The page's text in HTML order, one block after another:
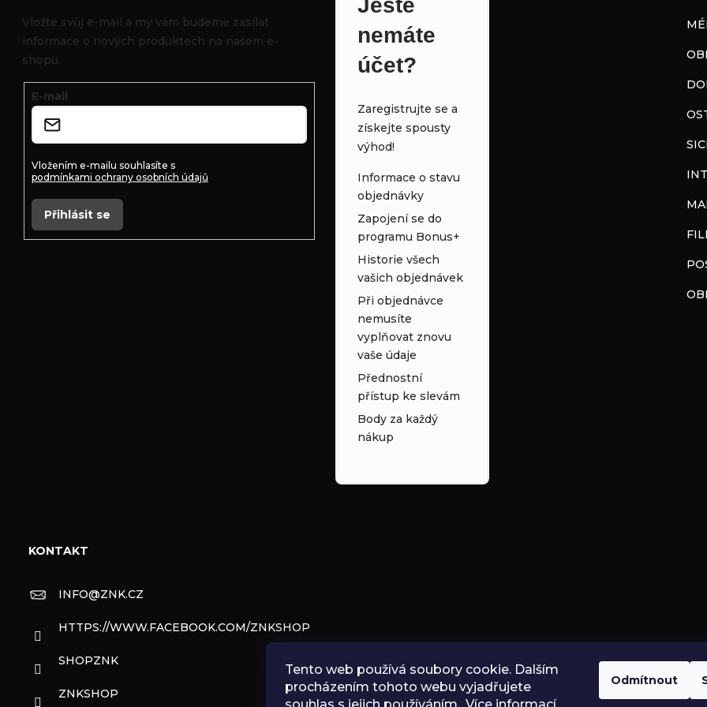
Tento web používá soubory cookie. Dalším
procházením tohoto webu vyjadřujete
Odmítnout
Vložte svůj e-mail a my vám budeme zasílat
informace o nových produktech na našem e-
shopu.
E-mail
Vložením e-mailu souhlasíte s
podmínkami ochrany osobních údajů
Přihlásit se
Ještě
nemáte
účet?
Zaregistrujte se a
získejte spousty
výhod!
Informace o stavu
objednávky
Zapojení se do
programu Bonus+
Historie všech
vašich objednávek
Při objednávce
nemusíte
vyplňovat znovu
vaše údaje
Přednostní
přístup ke slevám
Body za každý
nákup
KONTAKT
INFO@ZNK.CZ
HTTPS://WWW.FACEBOOK.COM/ZNKSHOP
SHOPZNK
ZNKSHOP